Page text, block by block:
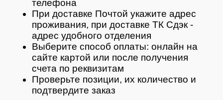
телефона
При доставке Почтой укажите адрес
проживания, при доставке ТК Сдэк -
адрес удобного отделения
Выберите способ оплаты: онлайн на
сайте картой или после получения
счета по реквизитам
Проверьте позиции, их количество и
подтвердите заказ